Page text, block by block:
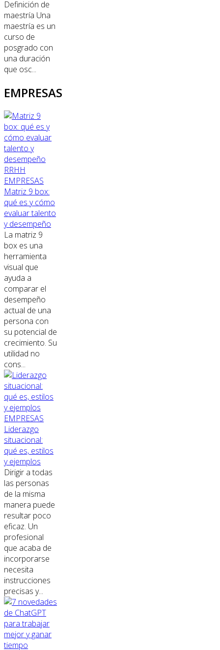
Definición de
maestría Una
maestría es un
curso de
posgrado con
una duración
que osc...
EMPRESAS
RRHH
EMPRESAS
Matriz 9 box:
qué es y cómo
evaluar talento
y desempeño
La matriz 9
box es una
herramienta
visual que
ayuda a
comparar el
desempeño
actual de una
persona con
su potencial de
crecimiento. Su
utilidad no
cons...
EMPRESAS
Liderazgo
situacional:
qué es, estilos
y ejemplos
Dirigir a todas
las personas
de la misma
manera puede
resultar poco
eficaz. Un
profesional
que acaba de
incorporarse
necesita
instrucciones
precisas y...